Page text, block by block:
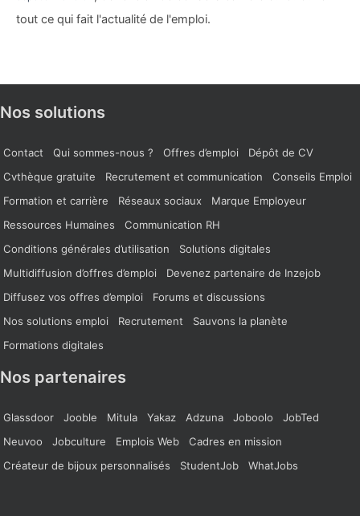
tout ce qui fait l'actualité de l'emploi.
Nos solutions
Contact Qui sommes-nous ? Offres d’emploi
Dépôt de CV
Cvthèque gratuite
Recrutement et communication
Conseils Emploi
Formation et carrière
Réseaux sociaux
Marque Employeur
Ressources Humaines
Communication RH
Conditions générales d’utilisation
Solutions digitales
Multidiffusion d’offres d’emploi
Devenez partenaire de Inzejob
Diffusez vos offres d’emploi
Forums et discussions
Nos solutions emploi
Recrutement
Sauvons la planète
Formations digitales
Nos partenaires
Glassdoor Jooble Mitula Yakaz Adzuna Joboolo
JobTed
Neuvoo
Jobculture Emplois Web
Cadres en mission
Créateur de bijoux personnalisés
StudentJob WhatJobs